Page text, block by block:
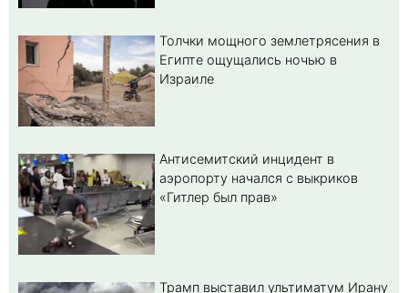
Толчки мощного землетрясения в
Египте ощущались ночью в
Израиле
Антисемитский инцидент в
аэропорту начался с выкриков
«Гитлер был прав»
Трамп выставил ультиматум Ирану